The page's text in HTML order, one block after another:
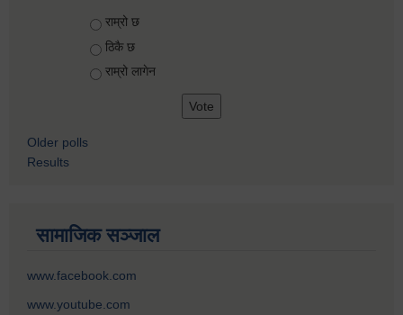
Choices
राम्रो छ
ठिकै छ
राम्रो लागेन
Older polls
Results
सामाजिक सञ्जाल
www.facebook.com
www.youtube.com